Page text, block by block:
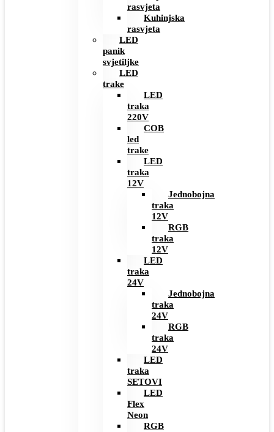
rasvjeta
Kuhinjska
rasvjeta
LED
panik
svjetiljke
LED
trake
LED
traka
220V
COB
led
trake
LED
traka
12V
Jednobojna
traka
12V
RGB
traka
12V
LED
traka
24V
Jednobojna
traka
24V
RGB
traka
24V
LED
traka
SETOVI
LED
Flex
Neon
RGB